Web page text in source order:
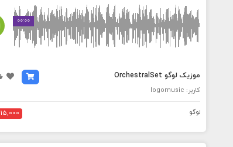
00:00
MEDIA_ELEMENT_ERROR: Empty src attribute
موزیک لوگو OrchestralSet
کاربر: logomusic
لوگو 15,000 تومان